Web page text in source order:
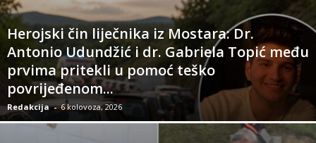
Herojski čin liječnika iz Mostara: Dr.
Antonio Udundžić i dr. Gabriela Topić među
prvima pritekli u pomoć teško
povrijeđenom...
Redakcija - 6 kolovoza, 2026